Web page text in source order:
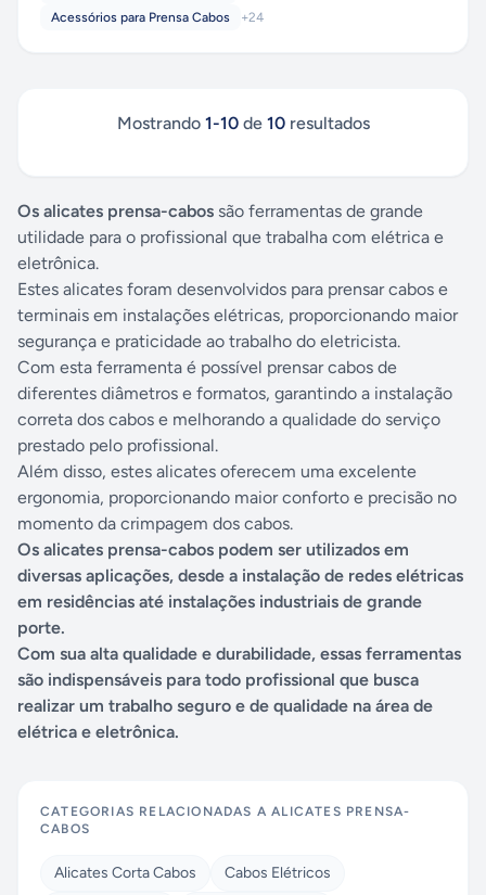
Acessórios para Prensa Cabos
+24
Mostrando 1-10de 10resultados
Os alicates prensa-cabos são ferramentas de grande
utilidade para o profissional que trabalha com elétrica e
eletrônica.
Estes alicates foram desenvolvidos para prensar cabos e
terminais em instalações elétricas, proporcionando maior
segurança e praticidade ao trabalho do eletricista.
Com esta ferramenta é possível prensar cabos de
diferentes diâmetros e formatos, garantindo a instalação
correta dos cabos e melhorando a qualidade do serviço
prestado pelo profissional.
Além disso, estes alicates oferecem uma excelente
ergonomia, proporcionando maior conforto e precisão no
momento da crimpagem dos cabos.
Os alicates prensa-cabos podem ser utilizados em
diversas aplicações, desde a instalação de redes elétricas
em residências até instalações industriais de grande
porte.
Com sua alta qualidade e durabilidade, essas ferramentas
são indispensáveis para todo profissional que busca
realizar um trabalho seguro e de qualidade na área de
elétrica e eletrônica.
CATEGORIAS RELACIONADAS AALICATES PRENSA-
CABOS
Alicates Corta Cabos
Cabos Elétricos